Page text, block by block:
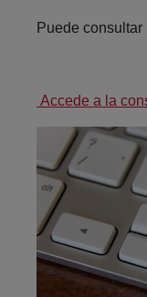
Puede
Accede a la